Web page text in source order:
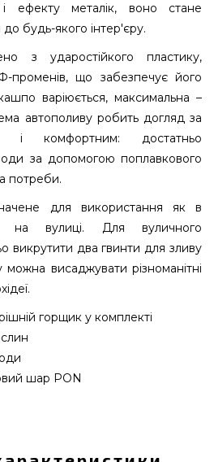
ефекту металік, воно стане
будь-якого інтер'єру.
з ударостійкого пластику,
променів, що забезпечує його
варіюється, максимальна –
автополиву робить догляд за
і комфортним: достатньо
за допомогою поплавкового
потреби.
для використання як в
на вулиці. Для вуличного
викрутити два гвинти для зливу
висаджувати різноманітні
горщик у комплекті
шар PON
всего 10 309 грн. в